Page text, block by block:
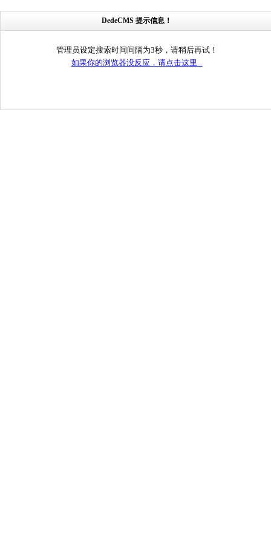
DedeCMS 提示信息！
管理员设定搜索时间间隔为3秒，请稍后再试！
如果你的浏览器没反应，请点击这里...